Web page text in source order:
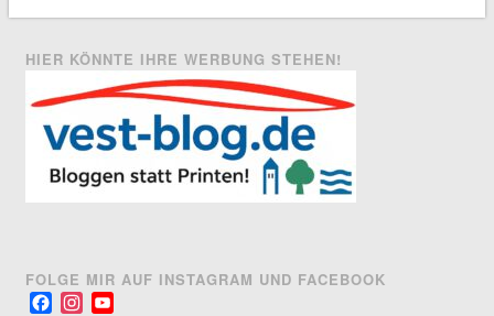
HIER KÖNNTE IHRE WERBUNG STEHEN!
FOLGE MIR AUF INSTAGRAM UND FACEBOOK
FacebookInstagram